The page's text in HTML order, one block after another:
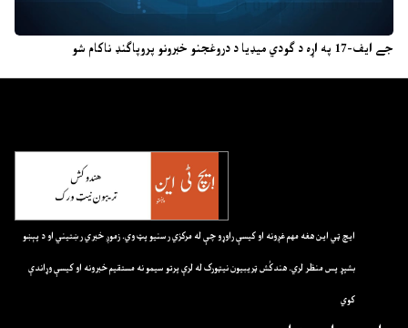
جے ایف-17 په اړه د ګودي میډیا د دروغجنو خبرونو پروپاګنډ ناکام شو
ايچ ټي اين هغه مهم غږونه او کيسې راوړو چې له مرکزي رسنيو پټ وي. زموږ خبري رښتيني او د پېښو
بشپړ پس منظر لري. هندکُش ټريبيون نيټورک له لرې پرتو سيمو نه مستقيم خبرونه او کيسې وړاندې
کوي